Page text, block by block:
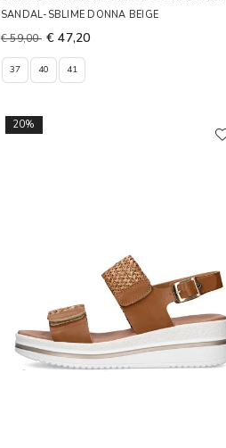
SANDAL-SBLIME DONNA BEIGE
€ 59,00 € 47,20
37 40 41
20%